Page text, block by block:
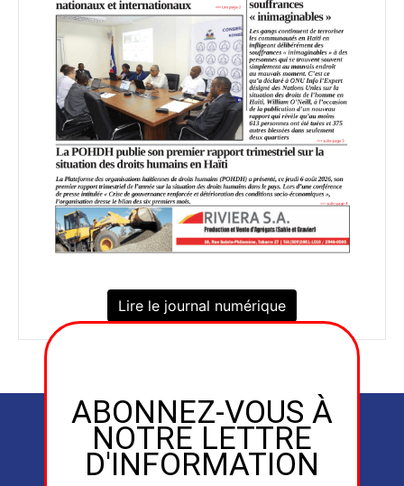
Lire le journal numérique
ABONNEZ-VOUS À
NOTRE LETTRE
D'INFORMATION